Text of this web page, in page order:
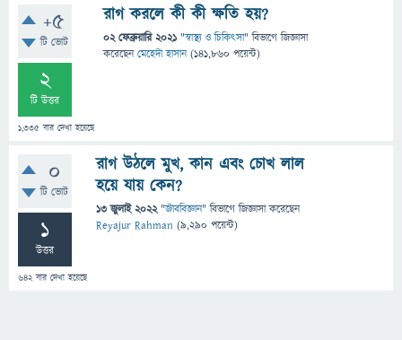
+5
টি ভোট
2
টি উত্তর
1,335 বার দেখা হয়েছে
রাগ করলে কী কী ক্ষতি হয়?
02 ফেব্রুয়ারি 2021 "স্বাস্থ্য ও চিকিৎসা" বিভাগে জিজ্ঞাসা
করেছেনমেহেদী হাসান (141,860 পয়েন্ট)
0
টি ভোট
1
উত্তর
642বার দেখা হয়েছে
রাগ উঠলে মুখ, কান এবং চোখ লাল
হয়ে যায় কেন?
13 জুলাই 2022 "জীববিজ্ঞান" বিভাগে জিজ্ঞাসাকরেছেন
Reyajur Rahman (9,290 পয়েন্ট)